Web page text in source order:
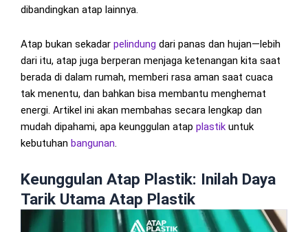
dibandingkan atap lainnya.
Atap bukan sekadar pelindung dari panas dan hujan—lebih
dari itu, atap juga berperan menjaga ketenangan kita saat
berada di dalam rumah, memberi rasa aman saat cuaca
tak menentu, dan bahkan bisa membantu menghemat
energi. Artikel ini akan membahas secara lengkap dan
mudah dipahami, apa keunggulan atap plastik untuk
kebutuhan bangunan.
Keunggulan Atap Plastik: Inilah Daya
Tarik Utama Atap Plastik